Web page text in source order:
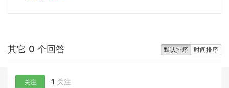
默认排序 时间排序
其它 0 个回答
关注 1 关注